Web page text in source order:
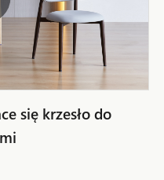
się krzesło do